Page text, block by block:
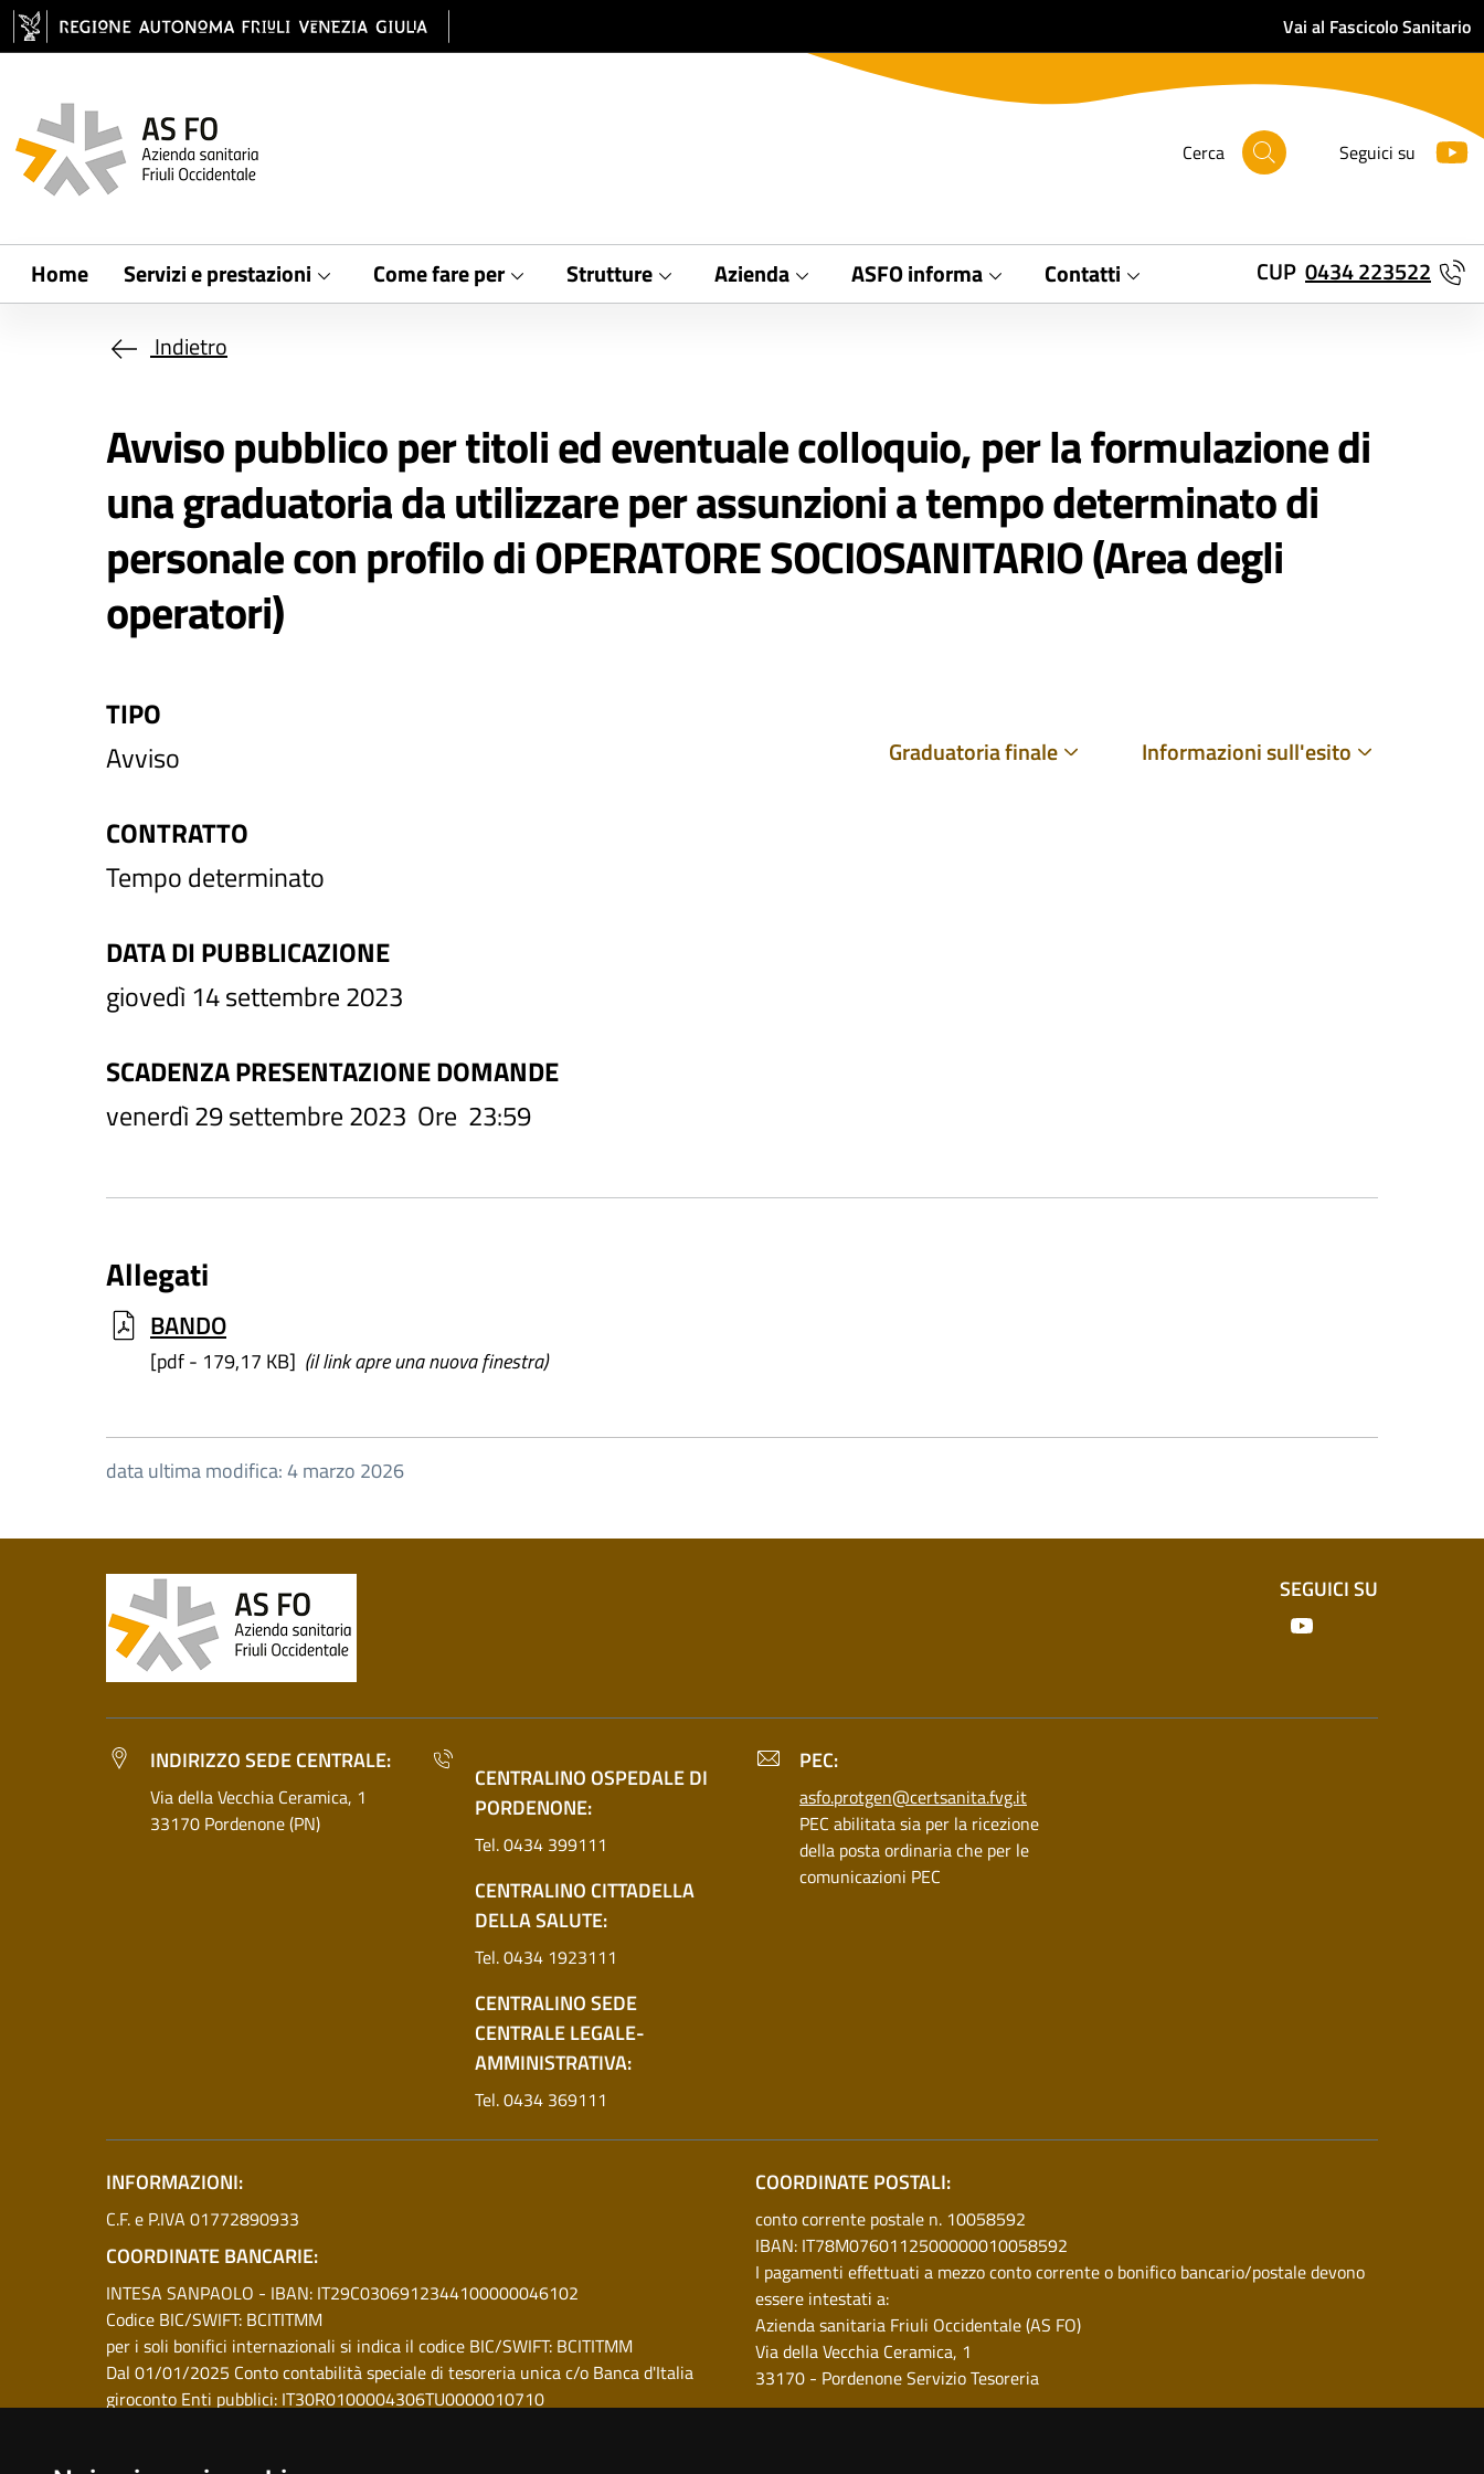
Salta al contenuto principale
Vai al Fascicolo Sanitario
Cerca Seguici su
Home Servizi e prestazioni Come fare per Strutture Azienda ASFO informa Contatti CUP 0434 223522
Indietro
Avviso pubblico per titoli ed eventuale colloquio, per la formulazione di
una graduatoria da utilizzare per assunzioni a tempo determinato di
personale con profilo di OPERATORE SOCIOSANITARIO (Area degli
operatori)
TIPO
Avviso
Graduatoria finale Informazioni sull'esito
CONTRATTO
Tempo determinato
DATA DI PUBBLICAZIONE
giovedì 14 settembre 2023
SCADENZA PRESENTAZIONE DOMANDE
venerdì 29 settembre 2023 Ore 23:59
Allegati
BANDO
[pdf - 179,17 KB] (il link apre una nuova finestra)
data ultima modifica: 4 marzo 2026
SEGUICI SU
INDIRIZZO SEDE CENTRALE:
Via della Vecchia Ceramica, 1
33170 Pordenone (PN)
CENTRALINO OSPEDALE DI
PORDENONE:
Tel. 0434 399111
CENTRALINO CITTADELLA
DELLA SALUTE:
Tel. 0434 1923111
CENTRALINO SEDE
CENTRALE LEGALE-
AMMINISTRATIVA:
Tel. 0434 369111
PEC:
asfo.protgen@certsanita.fvg.it
PEC abilitata sia per la ricezione
della posta ordinaria che per le
comunicazioni PEC
INFORMAZIONI:
C.F. e P.IVA 01772890933
COORDINATE BANCARIE:
INTESA SANPAOLO - IBAN: IT29C0306912344100000046102
Codice BIC/SWIFT: BCITITMM
per i soli bonifici internazionali si indica il codice BIC/SWIFT: BCITITMM
Dal 01/01/2025 Conto contabilità speciale di tesoreria unica c/o Banca d'Italia
giroconto Enti pubblici: IT30R0100004306TU0000010710
COORDINATE POSTALI:
conto corrente postale n. 10058592
IBAN: IT78M0760112500000010058592
I pagamenti effettuati a mezzo conto corrente o bonifico bancario/postale devono
essere intestati a:
Azienda sanitaria Friuli Occidentale (AS FO)
Via della Vecchia Ceramica, 1
33170 - Pordenone Servizio Tesoreria